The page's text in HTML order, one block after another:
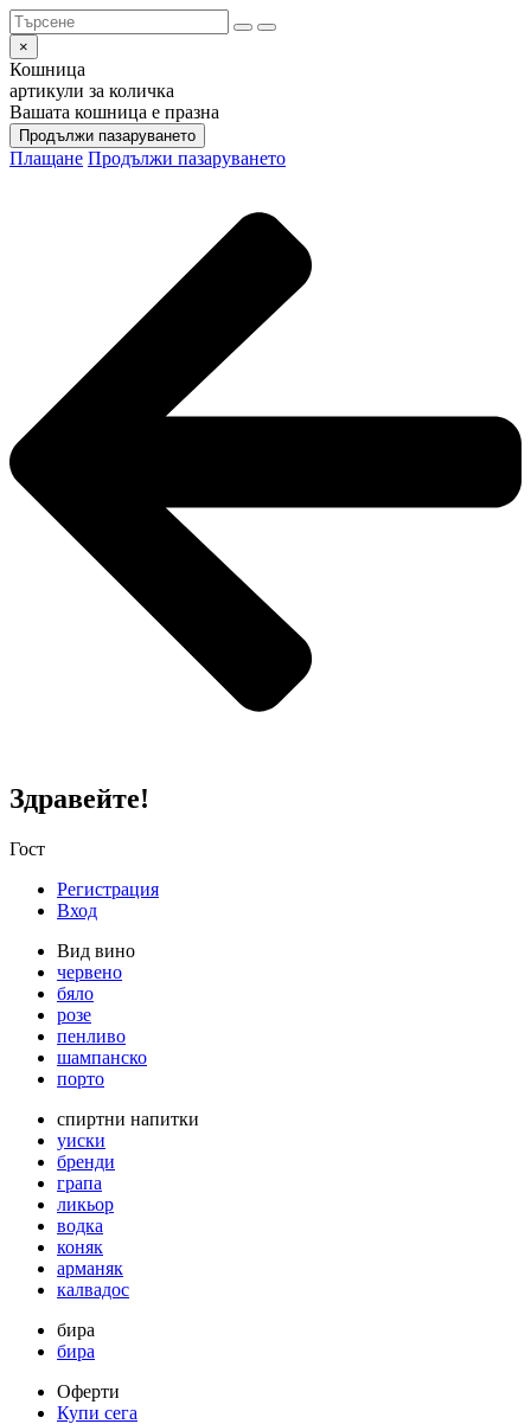
×
Кошница
артикули за количка
Вашата кошница е празна
Продължи пазаруването
Плащане Продължи пазаруването
Здравейте!
Гост
Регистрация
Вход
Вид вино
червено
бяло
розе
пенливо
шампанско
порто
спиртни напитки
уиски
бренди
грапа
ликьор
водка
коняк
арманяк
калвадос
бира
бира
Оферти
Купи сега